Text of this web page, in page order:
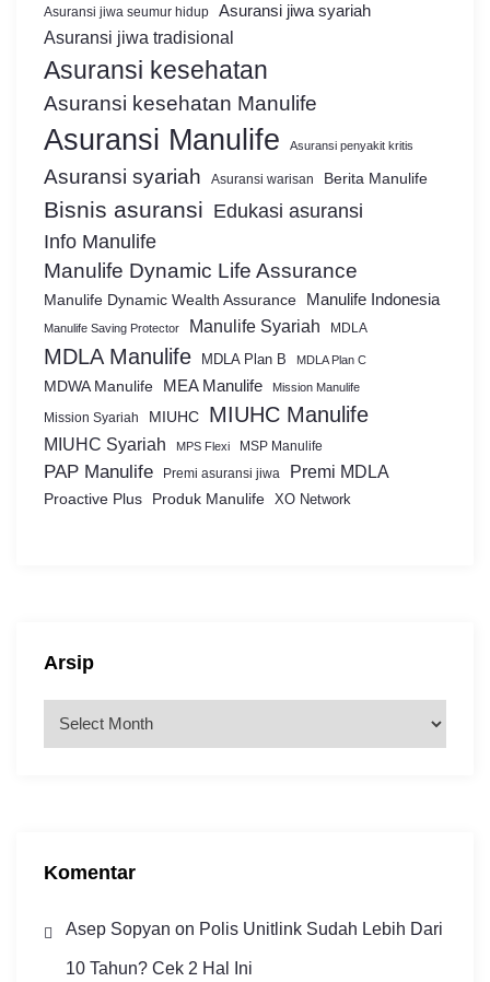
Asuransi jiwa seumur hidup Asuransi jiwa syariah
Asuransi jiwa tradisional
Asuransi kesehatan
Asuransi kesehatan Manulife
Asuransi Manulife Asuransi penyakit kritis
Asuransi syariah Asuransi warisan Berita Manulife
Bisnis asuransi Edukasi asuransi
Info Manulife
Manulife Dynamic Life Assurance
Manulife Dynamic Wealth Assurance Manulife Indonesia
Manulife Saving Protector Manulife Syariah MDLA
MDLA Manulife MDLA Plan B MDLA Plan C
MDWA Manulife MEA Manulife Mission Manulife
Mission Syariah MIUHC MIUHC Manulife
MIUHC Syariah MPS Flexi MSP Manulife
PAP Manulife Premi asuransi jiwa Premi MDLA
Proactive Plus Produk Manulife XO Network
Arsip
Komentar
Asep Sopyan on Polis Unitlink Sudah Lebih Dari
10 Tahun? Cek 2 Hal Ini